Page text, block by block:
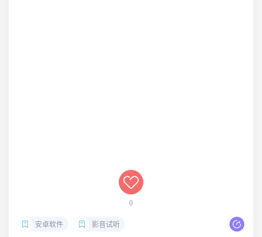
0
安卓软件 影音试听